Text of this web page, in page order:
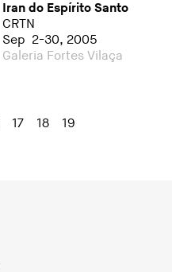
Iran do Espírito Santo
CRTN
Sep 2-30, 2005
Galeria Fortes Vilaça
17 18 19